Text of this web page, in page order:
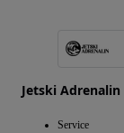
Jetski Adrenalin
Service